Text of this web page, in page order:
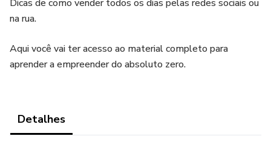
Dicas de como vender todos os dias pelas redes sociais ou
na rua.
Aqui você vai ter acesso ao material completo para
aprender a empreender do absoluto zero.
Detalhes